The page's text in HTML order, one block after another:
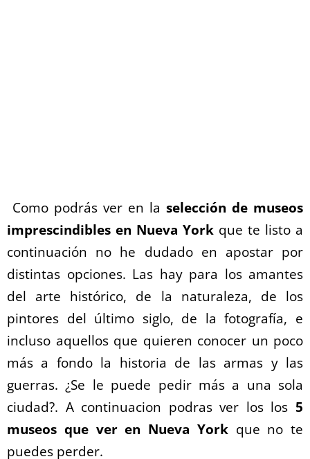
Como podrás ver en la selección de museos
imprescindibles en Nueva York que te listo a
continuación no he dudado en apostar por
distintas opciones. Las hay para los amantes
del arte histórico, de la naturaleza, de los
pintores del último siglo, de la fotografía, e
incluso aquellos que quieren conocer un poco
más a fondo la historia de las armas y las
guerras. ¿Se le puede pedir más a una sola
ciudad?. A continuacion podras ver los los 5
museos que ver en Nueva Yorkque no te
puedes perder.